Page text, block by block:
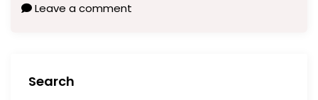
Leave a comment
Search